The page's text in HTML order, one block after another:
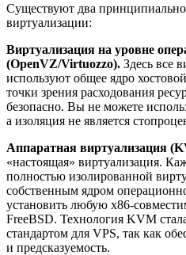
Существуют два
виртуализации:
Виртуализация на уровне
(OpenVZ/Virtuozzo). Здесь все
используют общее ядро
точки зрения расходования
безопасно. Вы не можете
а изоляция не является
Аппаратная виртуализация
«настоящая» виртуализация.
полностью изолированной
собственным ядром
установить любую x86-
FreeBSD. Технология KVM
стандартом для VPS, так как
и предсказуемость.